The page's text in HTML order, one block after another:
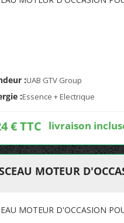
:UAB GTV Group
:Essence + Electrique
€ TTC livraison
MOTEUR
MOTEUR D'OCCASION